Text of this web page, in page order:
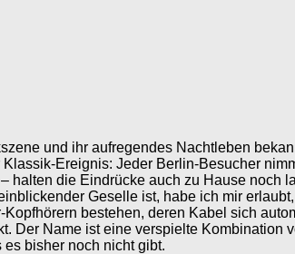
und ihr aufregendes Nachtleben
Ereignis: Jeder Berlin-Besucher
– halten die Eindrücke auch zu Hause noch
Geselle ist, habe ich mir
bestehen, deren Kabel sich
Der Name ist eine verspielte Kombination
bisher noch nicht gibt.